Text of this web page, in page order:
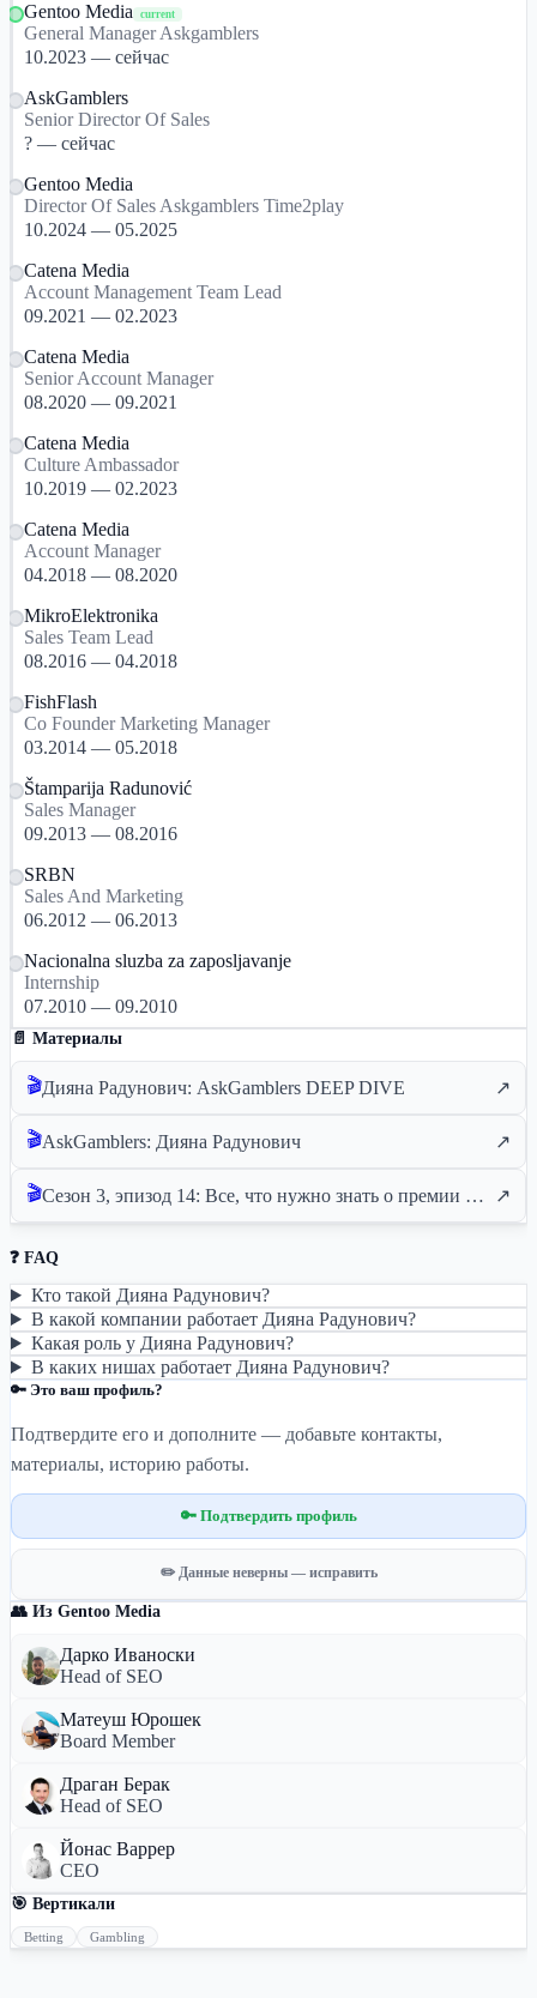
Gentoo Media
current
General Manager Askgamblers
10.2023 — сейчас
AskGamblers
Senior Director Of Sales
? — сейчас
Gentoo Media
Director Of Sales Askgamblers Time2play
10.2024 — 05.2025
Catena Media
Account Management Team Lead
09.2021 — 02.2023
Catena Media
Senior Account Manager
08.2020 — 09.2021
Catena Media
Culture Ambassador
10.2019 — 02.2023
Catena Media
Account Manager
04.2018 — 08.2020
MikroElektronika
Sales Team Lead
08.2016 — 04.2018
FishFlash
Co Founder Marketing Manager
03.2014 — 05.2018
Štamparija Radunović
Sales Manager
09.2013 — 08.2016
SRBN
Sales And Marketing
06.2012 — 06.2013
Nacionalna sluzba za zaposljavanje
Internship
07.2010 — 09.2010
📄 Материалы
🎬Дияна Радунович: AskGamblers DEEP DIVE ↗
🎬AskGamblers: Дияна Радунович ↗
🎬 Сезон 3, эпизод 14: Все, что нужно знать о премии AskGamblers ↗
❓ FAQ
Кто такой Дияна Радунович?
В какой компании работает Дияна Радунович?
Какая роль у Дияна Радунович?
В каких нишах работает Дияна Радунович?
🔑 Это ваш профиль?
Подтвердите его и дополните — добавьте контакты,
материалы, историю работы.
🔑 Подтвердить профиль
✏️ Данные неверны — исправить
👥 Из Gentoo Media
Дарко Иваноски
Head of SEO
Матеуш Юрошек
Board Member
Драган Берак
Head of SEO
Йонас Варрер
CEO
🎯 Вертикали
Betting Gambling